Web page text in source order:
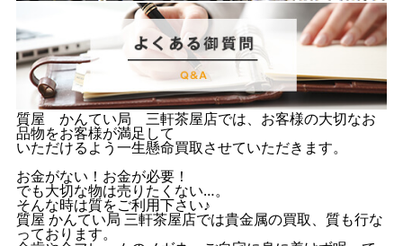
質屋 かんてい局 三軒茶屋店では、お客様の大切なお
品物をお客様が満足して
いただけるよう一生懸命買取させていただきます。
お金がない！お金が必要！
でも大切な物は売りたくない…。
そんな時は質をご利用下さい♪
質屋 かんてい局 三軒茶屋店では貴金属の買取、質も行な
っております。